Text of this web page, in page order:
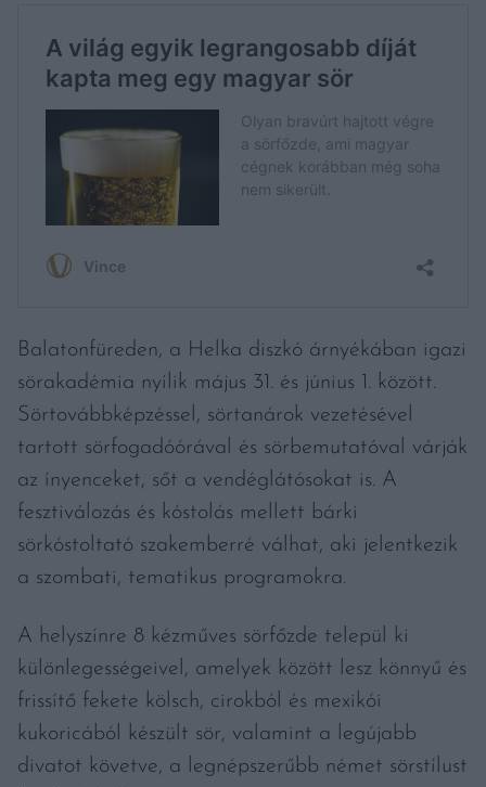
Balatonfüreden, a Helka diszkó árnyékában igazi
sörakadémia nyílik május 31. és június 1. között.
Sörtovábbképzéssel, sörtanárok vezetésével
tartott sörfogadóórával és sörbemutatóval várják
az ínyenceket, sőt a vendéglátósokat is. A
fesztiválozás és kóstolás mellett bárki
sörkóstoltató szakemberré válhat, aki jelentkezik
a szombati, tematikus programokra.
A helyszínre 8 kézműves sörfőzde települ ki
különlegességeivel, amelyek között lesz könnyű és
frissítő fekete kölsch, cirokból és mexikói
kukoricából készült sör, valamint a legújabb
divatot követve, a legnépszerűbb német sörstílust